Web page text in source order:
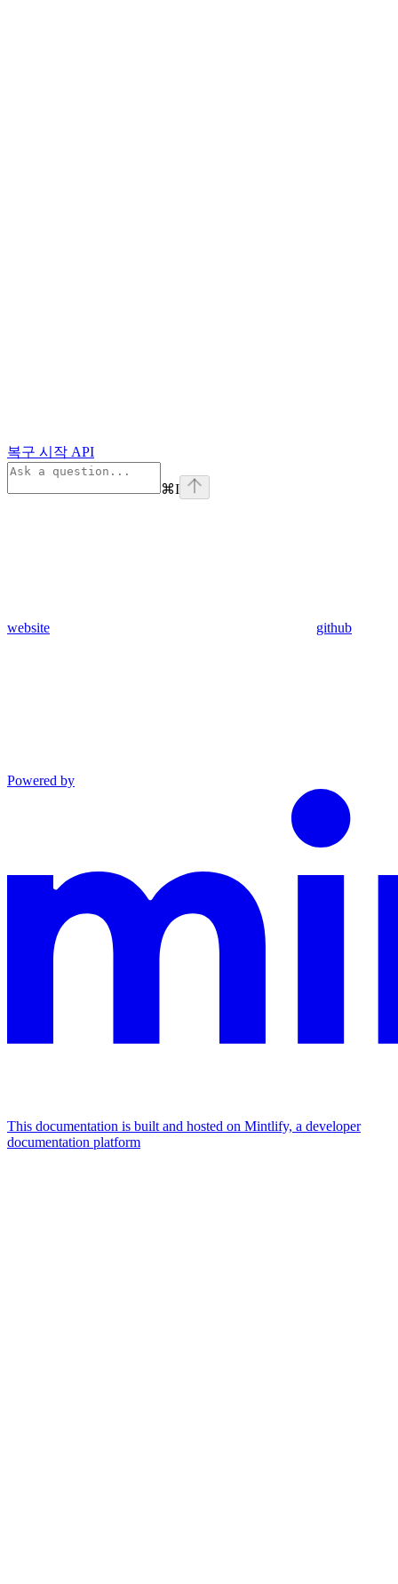
복구 시작 API
⌘I
website github
Powered by
This documentation is built and hosted on Mintlify, a developer
documentation platform